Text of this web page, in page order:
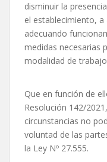
disminuir la
el establecimiento, a
adecuando
medidas necesarias
modalidad de
Que en función de
Resolución 142/
circunstancias no
voluntad de las
la Ley Nº 27.555.